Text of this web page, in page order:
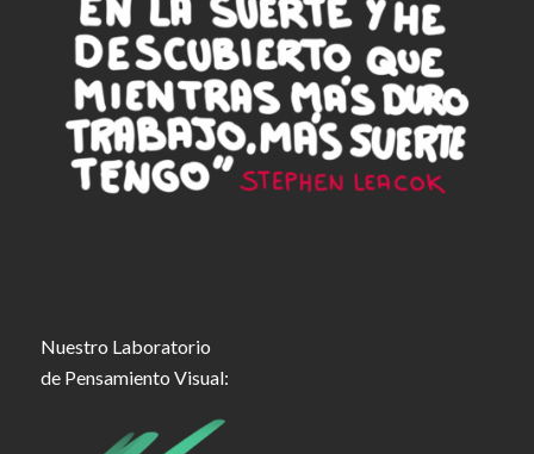
Nuestro Laboratorio
de Pensamiento Visual: